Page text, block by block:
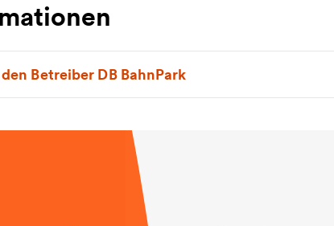
Betreiber DB BahnPark